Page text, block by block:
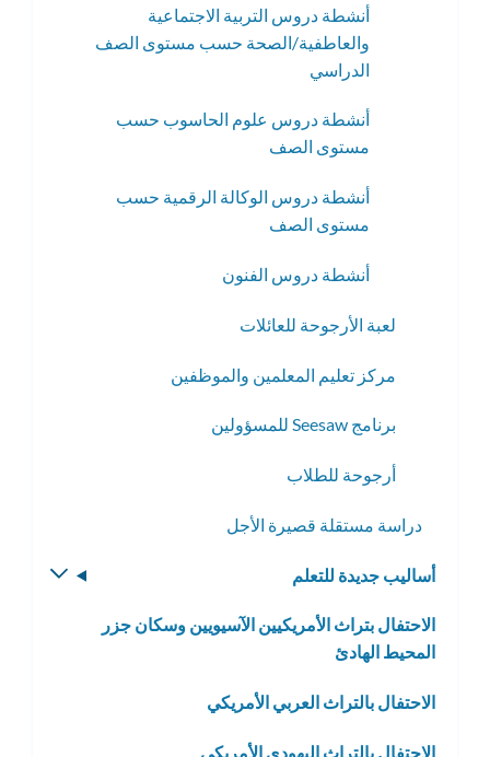
أنشطة دروس التربية الاجتماعية
والعاطفية/الصحة حسب مستوى الصف
الدراسي
أنشطة دروس علوم الحاسوب حسب
مستوى الصف
أنشطة دروس الوكالة الرقمية حسب
مستوى الصف
أنشطة دروس الفنون
لعبة الأرجوحة للعائلات
مركز تعليم المعلمين والموظفين
برنامج Seesaw للمسؤولين
أرجوحة للطلاب
دراسة مستقلة قصيرة الأجل
أساليب جديدة للتعلم
الاحتفال بتراث الأمريكيين الآسيويين وسكان جزر
المحيط الهادئ
الاحتفال بالتراث العربي الأمريكي
الاحتفال بالتراث اليهودي الأمريكي